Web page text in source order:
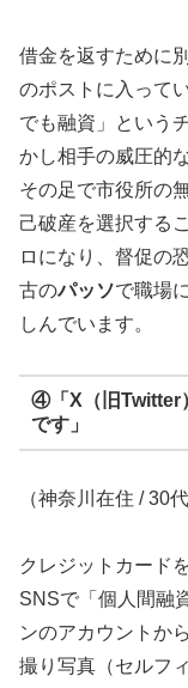
借金を返すために
のポストに入って
でも融資」という
かし相手の威圧的
その足で市役所の
己破産を選択する
ロになり、督促の
古のパッソで職場
しんでいます。
④「X（旧Twitter
です」
（神奈川在住 / 30
クレジットカード
SNSで「個人間融
ンのアカウントか
撮り写真（セルフ